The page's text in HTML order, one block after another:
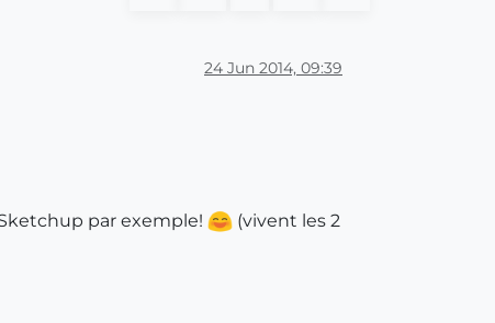
24 Jun 2014, 09:39
par exemple!
(vivent les 2